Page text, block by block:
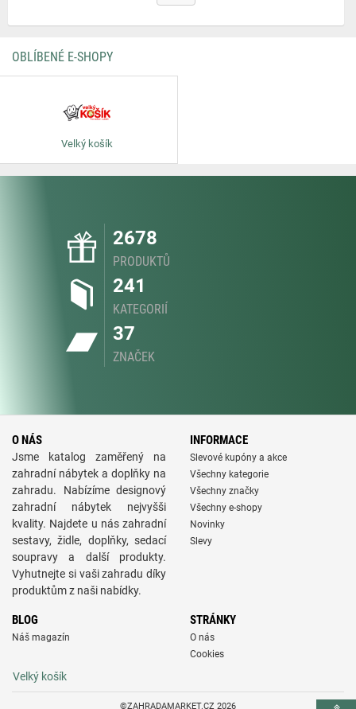
OBLÍBENÉ E-SHOPY
Velký košík
2678
PRODUKTŮ
241
KATEGORIÍ
37
ZNAČEK
O NÁS
Jsme katalog zaměřený na
zahradní nábytek a doplňky na
zahradu. Nabízíme designový
zahradní nábytek nejvyšši
kvality. Najdete u nás zahradní
sestavy, židle, doplňky, sedací
soupravy a další produkty.
Vyhutnejte si vaši zahradu díky
produktům z naši nabídky.
INFORMACE
Slevové kupóny a akce
Všechny kategorie
Všechny značky
Všechny e-shopy
Novinky
Slevy
BLOG
Náš magazín
STRÁNKY
O nás
Cookies
Velký košík
©ZAHRADAMARKET.CZ 2026